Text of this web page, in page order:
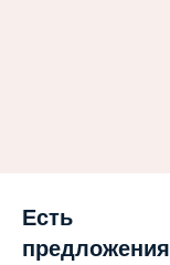
Есть
предложения